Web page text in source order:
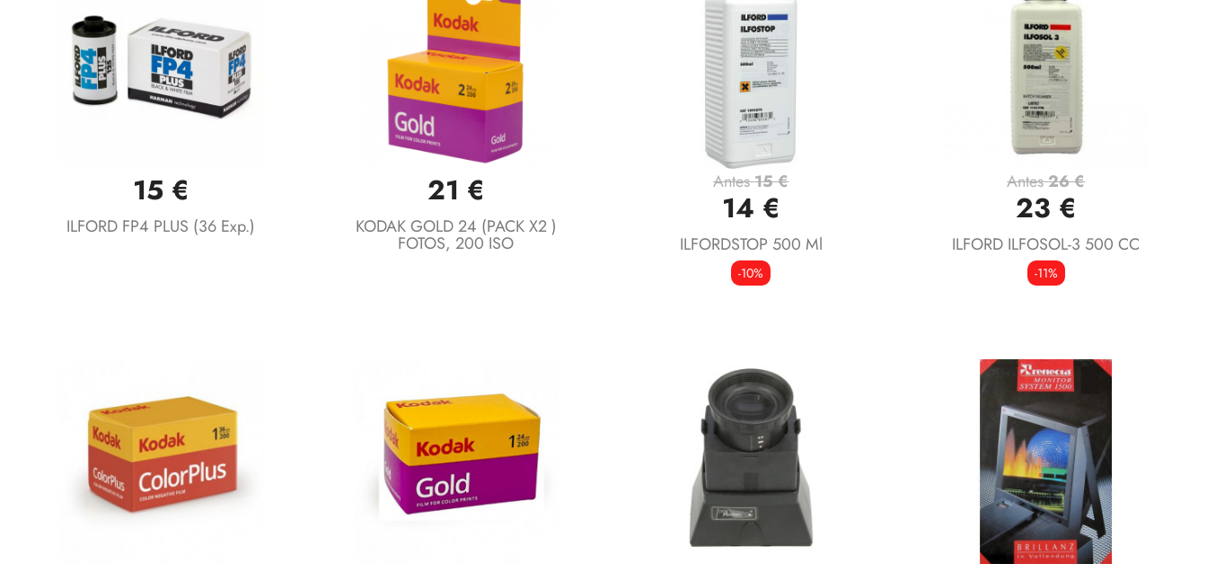
Vista rápida
15 €
ILFORD FP4 PLUS (36 Exp.)
Vista rápida
21 €
KODAK GOLD 24 (PACK X2 )
FOTOS, 200 ISO
Vista rápida
Antes15 €
14 €
ILFORDSTOP 500 Ml
-10%
Vista rápida
Antes26 €
23 €
ILFORD ILFOSOL-3 500 CC
-11%